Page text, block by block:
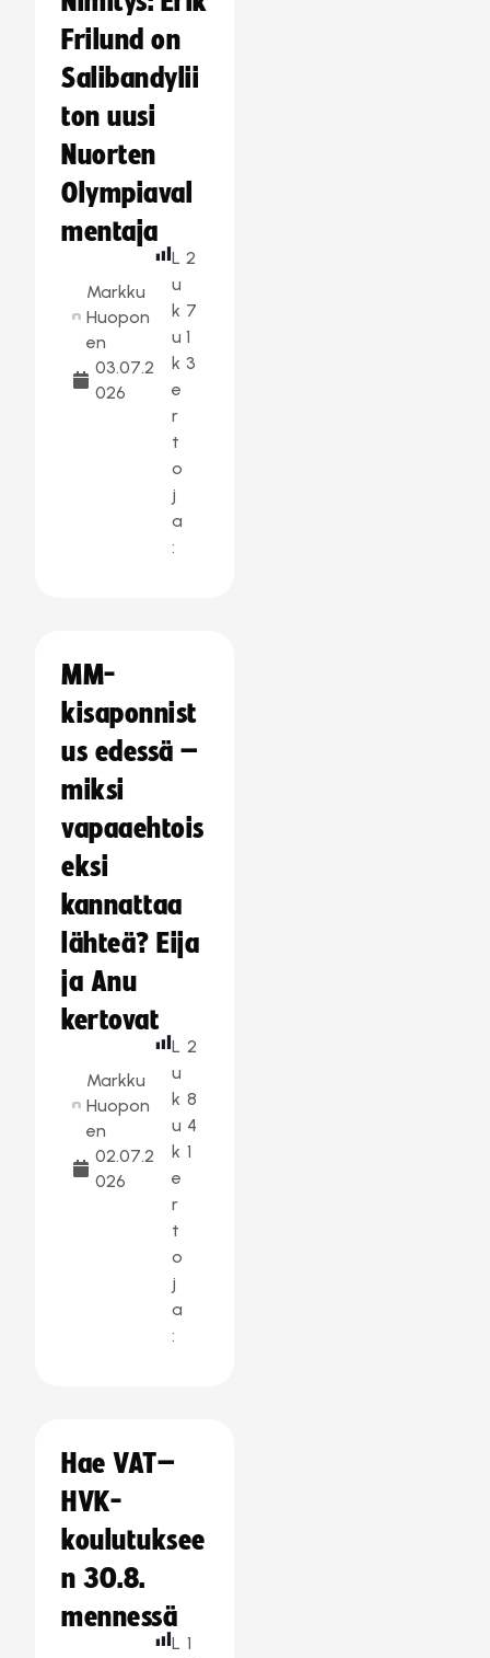
Frilund on
Salibandylii
ton uusi
Nuorten
Olympiaval
mentaja
Markku
Huopon
en
03.07.2
026
L
u
k
u
k
e
r
t
o
j
a
:
2
7
1
3
MM-
kisaponnist
us edessä –
miksi
vapaaehtois
eksi
kannattaa
lähteä? Eija
ja Anu
kertovat
Markku
Huopon
en
02.07.2
026
L
u
k
u
k
e
r
t
o
j
a
:
2
8
4
1
Hae VAT–
HVK-
koulutuksee
n 30.8.
mennessä
L 1